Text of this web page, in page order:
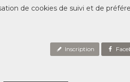
de cookies de suivi et de
Inscription